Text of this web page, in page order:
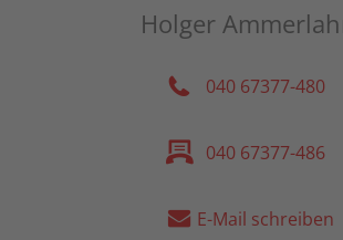
Holger
040 67377-480
040 67377-486
E-Mail schreiben